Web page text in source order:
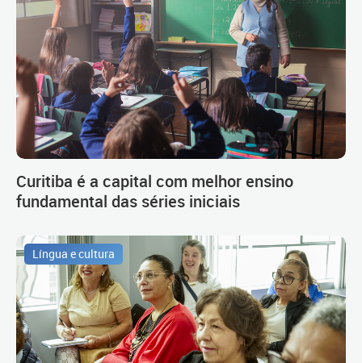
Curitiba é a capital com melhor ensino
fundamental das séries iniciais
Língua e cultura